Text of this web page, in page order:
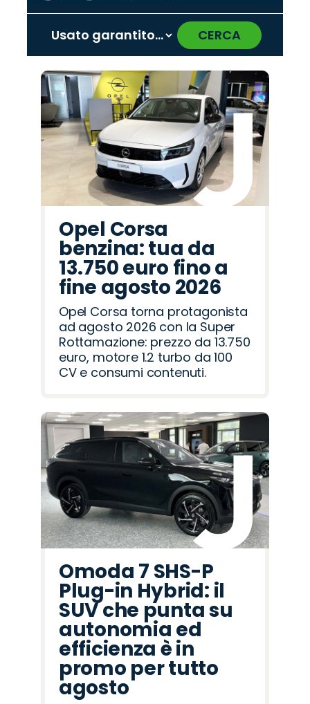
CERCA
Promo
Alfa
Romeo
Promo
Mazda
Promo
Omoda
Promo
Citroën
Promo
Fiat
Promo
Peugeot
Promo
Land
Rover
Promo
Opel
Promo
Jeep
Promo
Lancia
Promo
Hyundai
Promo
Seat
Promo
Jaecoo
Promo
Cupra
Promo
Abarth
‹ ›
Opel Corsa
benzina: tua da
13.750 euro fino a
fine agosto 2026
Opel Corsa torna protagonista
ad agosto 2026 con la Super
Rottamazione: prezzo da 13.750
euro, motore 1.2 turbo da 100
CV e consumi contenuti.
Omoda 7 SHS-P
Plug-in Hybrid: il
SUV che punta su
autonomia ed
efficienza è in
promo per tutto
agosto